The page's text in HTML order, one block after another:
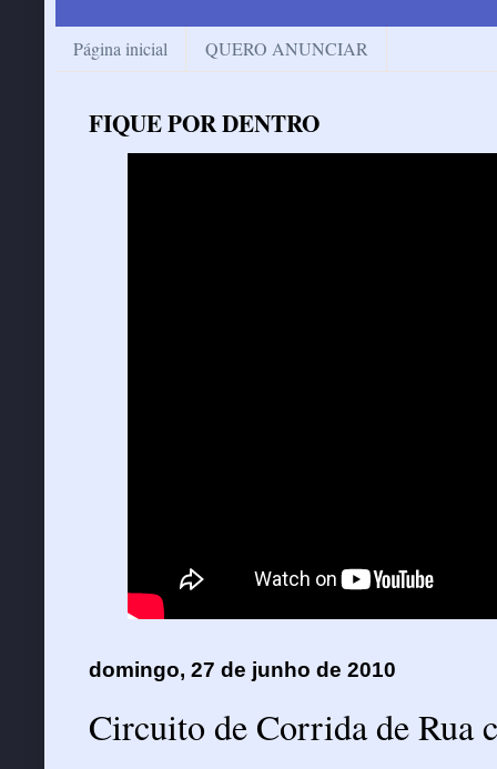
Página inicial QUERO ANUNCIAR
FIQUE POR DENTRO
domingo, 27 de junho de 2010
Circuito de Corrida de Rua